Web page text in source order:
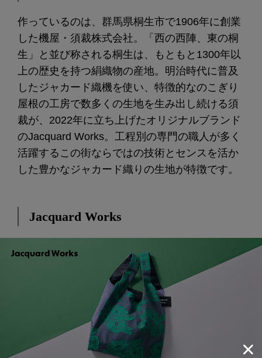
作っているのは、群馬県桐生市で1906年に創業
した機屋・須裁株式会社。「西の西陣、東の桐
生」と並び称される桐生は、もともと1300年以
上の歴史を持つ絹織物の産地。明治時代に普及
したジャカード織機を使い、特徴的なのこぎり
屋根の工房で数多くの生地を生み出し続ける須
裁が、2022年に立ち上げたオリジナルブランド
のJacquard Works。工程別の専門の職人が多く
活躍するこの街ならではの技術とセンスを活か
した豊かなジャカード織りの生地が特徴です。
Jacquard Works